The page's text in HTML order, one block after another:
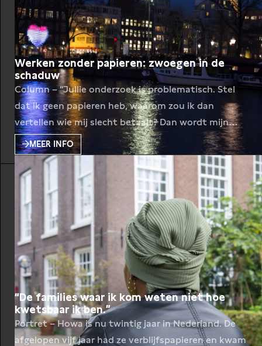
Werken zonder papieren: zwoegen in de
schaduw
Column – “Jullie onderzoek is problematisch. Stel
dat ik geen papieren heb, waarom zou ik dan
vertellen wie mij slecht betaalt? Dan wordt mijn
werkgever opgepakt, ben ik mijn baan kwijt en word
ik overgeleverd aan de politie.” Na keihard werken,
amper rondkomen, achterstallig onderhoud en
kansenongelijkheid in het onderwijs, is De Balie Live
Journalism weer
MEER INFO
“De families waar ik kom weten niet hoe
kwetsbaar ik ben.”
Portret – Howa is nu twintig jaar in Nederland. De
afgelopen vijf jaar had ze verblijfspapieren en kwam